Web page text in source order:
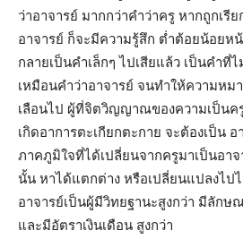
ว่าอาจารย์ มากกว่าคำว่าครู หากถูกเรี
อาจารย์ ก็จะมีความรู้สึก ต่ำต้อยน้อยห
กลายเป็นคำเล็กๆ ไปเสียแล้ว เป็นคำที่
เหมือนคำว่าอาจารย์ จนทำให้ความหม
เลือนไป ผู้ที่จิตวิญญาณของความเป็นค
เกิดอาการตะเกียกตะกาย จะต้องเป็น
ภาคภูมิใจที่ได้เปลี่ยนจากครูมาเป็นอา
นั้น หาได้แตกต่าง หรือเปลี่ยนแปลงไป
อาจารย์เป็นผู้มีวิทยฐานะสูงกว่า มีลักษ
และมีอัตราเงินเดือน สูงกว่า